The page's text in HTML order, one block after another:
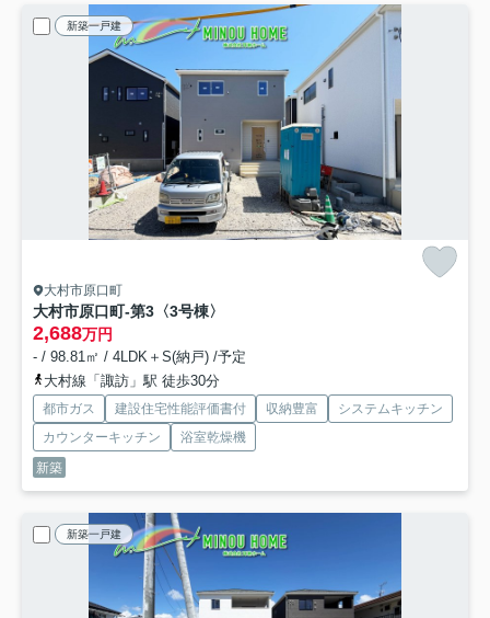
新築一戸建
大村市原口町
大村市原口町-第3 〈3号棟〉
2,688万円
- / 98.81㎡ / 4LDK＋S(納戸) /予定
大村線「諏訪」駅 徒歩30分
都市ガス 建設住宅性能評価書付 収納豊富
システムキッチン
カウンターキッチン
浴室乾燥機
新築
新築一戸建